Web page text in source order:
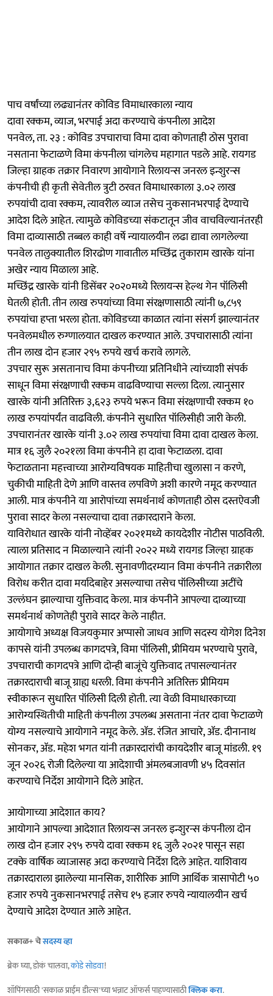
पाच वर्षांच्या लढ्यानंतर कोविड विमाधारकाला न्याय
दावा रक्कम, व्याज, भरपाई अदा करण्याचे कंपनीला आदेश
पनवेल, ता. २३ : कोविड उपचाराचा विमा दावा कोणताही ठोस पुरावा
नसताना फेटाळणे विमा कंपनीला चांगलेच महागात पडले आहे. रायगड
जिल्हा ग्राहक तक्रार निवारण आयोगाने रिलायन्स जनरल इन्शुरन्स
कंपनीची ही कृती सेवेतील त्रुटी ठरवत विमाधारकाला ३.०२ लाख
रुपयांची दावा रक्कम, त्यावरील व्याज तसेच नुकसानभरपाई देण्याचे
आदेश दिले आहेत. त्यामुळे कोविडच्या संकटातून जीव वाचविल्यानंतरही
विमा दाव्यासाठी तब्बल काही वर्षे न्यायालयीन लढा द्यावा लागलेल्या
पनवेल तालुक्यातील शिरढोण गावातील मच्छिंद्र तुकाराम खारके यांना
अखेर न्याय मिळाला आहे.
मच्छिंद्र खारके यांनी डिसेंबर २०२०मध्ये रिलायन्स हेल्थ गेन पॉलिसी
घेतली होती. तीन लाख रुपयांच्या विमा संरक्षणासाठी त्यांनी ७,८५९
रुपयांचा हप्ता भरला होता. कोविडच्या काळात त्यांना संसर्ग झाल्यानंतर
पनवेलमधील रुग्णालयात दाखल करण्यात आले. उपचारासाठी त्यांना
तीन लाख दोन हजार २९५ रुपये खर्च करावे लागले.
उपचार सुरू असतानाच विमा कंपनीच्या प्रतिनिधीने त्यांच्याशी संपर्क
साधून विमा संरक्षणाची रक्कम वाढविण्याचा सल्ला दिला. त्यानुसार
खारके यांनी अतिरिक्त ३,६२३ रुपये भरून विमा संरक्षणाची रक्कम १०
लाख रुपयांपर्यंत वाढविली. कंपनीने सुधारित पॉलिसीही जारी केली.
उपचारानंतर खारके यांनी ३.०२ लाख रुपयांचा विमा दावा दाखल केला.
मात्र १६ जुलै २०२१ला विमा कंपनीने हा दावा फेटाळला. दावा
फेटाळताना महत्त्वाच्या आरोग्यविषयक माहितीचा खुलासा न करणे,
चुकीची माहिती देणे आणि वास्तव लपविणे अशी कारणे नमूद करण्यात
आली. मात्र कंपनीने या आरोपांच्या समर्थनार्थ कोणताही ठोस दस्तऐवजी
पुरावा सादर केला नसल्याचा दावा तक्रारदाराने केला.
याविरोधात खारके यांनी नोव्हेंबर २०२१मध्ये कायदेशीर नोटीस पाठविली.
त्याला प्रतिसाद न मिळाल्याने त्यांनी २०२२ मध्ये रायगड जिल्हा ग्राहक
आयोगात तक्रार दाखल केली. सुनावणीदरम्यान विमा कंपनीने तक्रारीला
विरोध करीत दावा मर्यादेबाहेर असल्याचा तसेच पॉलिसीच्या अटींचे
उल्लंघन झाल्याचा युक्तिवाद केला. मात्र कंपनीने आपल्या दाव्याच्या
समर्थनार्थ कोणतेही पुरावे सादर केले नाहीत.
आयोगाचे अध्यक्ष विजयकुमार अप्पासो जाधव आणि सदस्य योगेश दिनेश
कापसे यांनी उपलब्ध कागदपत्रे, विमा पॉलिसी, प्रीमियम भरण्याचे पुरावे,
उपचाराची कागदपत्रे आणि दोन्ही बाजूंचे युक्तिवाद तपासल्यानंतर
तक्रारदाराची बाजू ग्राह्य धरली. विमा कंपनीने अतिरिक्त प्रीमियम
स्वीकारून सुधारित पॉलिसी दिली होती. त्या वेळी विमाधारकाच्या
आरोग्यस्थितीची माहिती कंपनीला उपलब्ध असताना नंतर दावा फेटाळणे
योग्य नसल्याचे आयोगाने नमूद केले. ॲड. रंजित आचारे, ॲड. दीनानाथ
सोनकर, ॲड. महेश भगत यांनी तक्रारदारांची कायदेशीर बाजू मांडली. १९
जून २०२६ रोजी दिलेल्या या आदेशाची अंमलबजावणी ४५ दिवसांत
करण्याचे निर्देश आयोगाने दिले आहेत.
आयोगाच्या आदेशात काय?
आयोगाने आपल्या आदेशात रिलायन्स जनरल इन्शुरन्स कंपनीला दोन
लाख दोन हजार २९५ रुपये दावा रक्कम १६ जुलै २०२१ पासून सहा
टक्के वार्षिक व्याजासह अदा करण्याचे निर्देश दिले आहेत. याशिवाय
तक्रारदाराला झालेल्या मानसिक, शारीरिक आणि आर्थिक त्रासापोटी ५०
हजार रुपये नुकसानभरपाई तसेच १५ हजार रुपये न्यायालयीन खर्च
देण्याचे आदेश देण्यात आले आहेत.
सकाळ+ चेसदस्य व्हा
ब्रेक घ्या, डोकं चालवा,कोडे सोडवा!
शॉपिंगसाठी 'सकाळ प्राईम डील्स'च्या भन्नाट ऑफर्स पाहण्यासाठीक्लिक करा.